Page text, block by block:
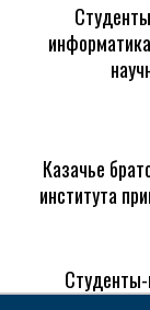
Казачье
института